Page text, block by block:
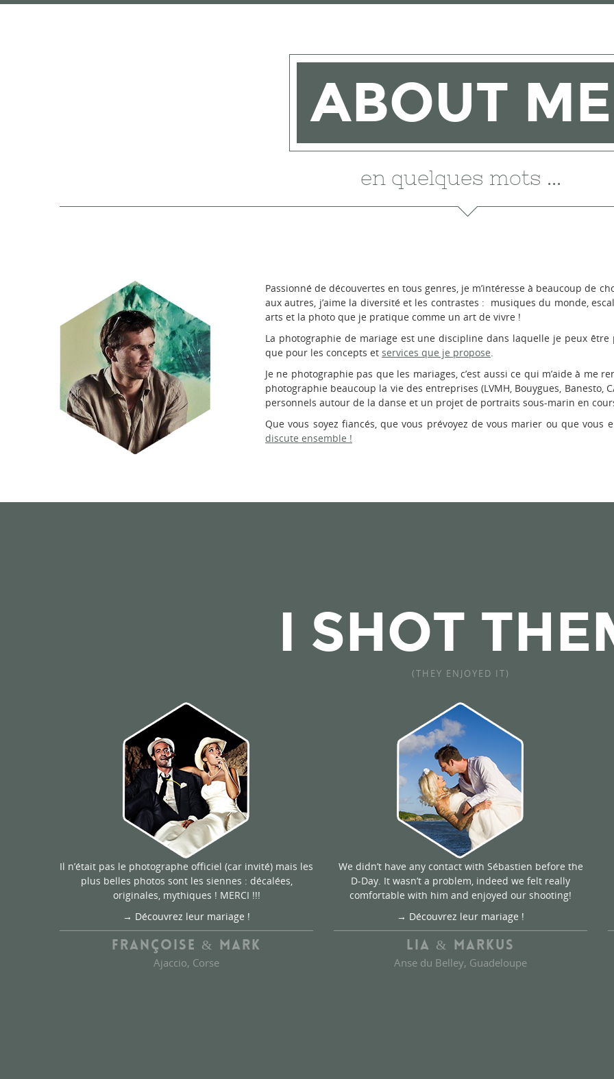
ABOUT ME
en quelques mots ...
Passionné de découvertes en tous genres, je m’intéresse à beaucoup de
aux autres, j’aime la diversité et les contrastes : musiques du monde,
arts et la photo que je pratique comme un art de vivre !
La photographie de mariage est une discipline dans laquelle je peux
que pour les concepts et services que je propose.
Je ne photographie pas que les mariages, c’est aussi ce qui m’aide à me
photographie beaucoup la vie des entreprises (LVMH, Bouygues, Banesto,
personnels autour de la danse et un projet de portraits sous-marin en
Que vous soyez fiancés, que vous prévoyez de vous marier ou que
discute ensemble !
I SHOT
(THEY ENJOYED IT)
Il n’était pas le photographe officiel (car invité) mais les
plus belles photos sont les siennes : décalées,
originales, mythiques ! MERCI !!!
→ Découvrez leur mariage !
FRANÇOISE & MARK
Ajaccio, Corse
We didn’t have any contact with Sébastien before the
D-Day. It wasn’t a problem, indeed we felt really
comfortable with him and enjoyed our shooting!
→ Découvrez leur mariage !
LIA & MARKUS
Anse du Belley, Guadeloupe